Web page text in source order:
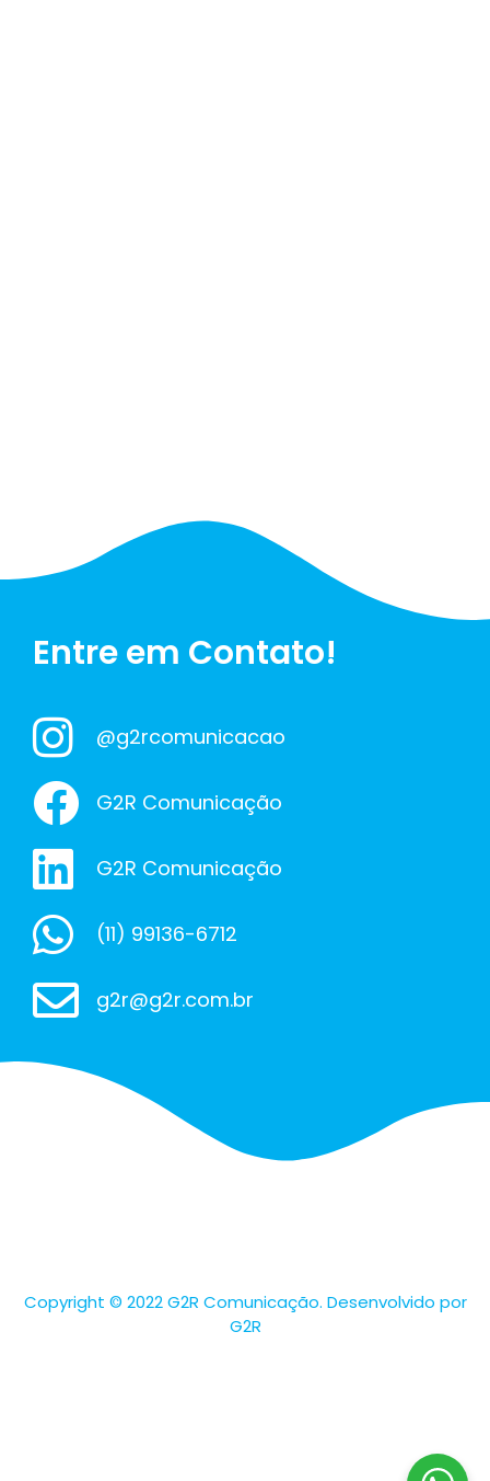
Entre em Contato!
@g2rcomunicacao
G2R Comunicação
G2R Comunicação
(11) 99136-6712
g2r@g2r.com.br
Copyright © 2022 G2R Comunicação. Desenvolvido por
G2R